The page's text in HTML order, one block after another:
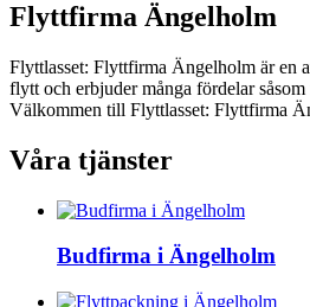
Flyttfirma Ängelholm
Flyttlasset: Flyttfirma Ängelholm är en
flytt och erbjuder många fördelar
Välkommen till Flyttlasset: Flyttfirma
Våra tjänster
Budfirma i Ängelholm